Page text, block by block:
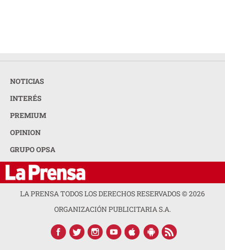
NOTICIAS
INTERÉS
PREMIUM
OPINION
GRUPO OPSA
LA PRENSA TODOS LOS DERECHOS RESERVADOS ©2026
ORGANIZACIÓN PUBLICITARIA S.A.